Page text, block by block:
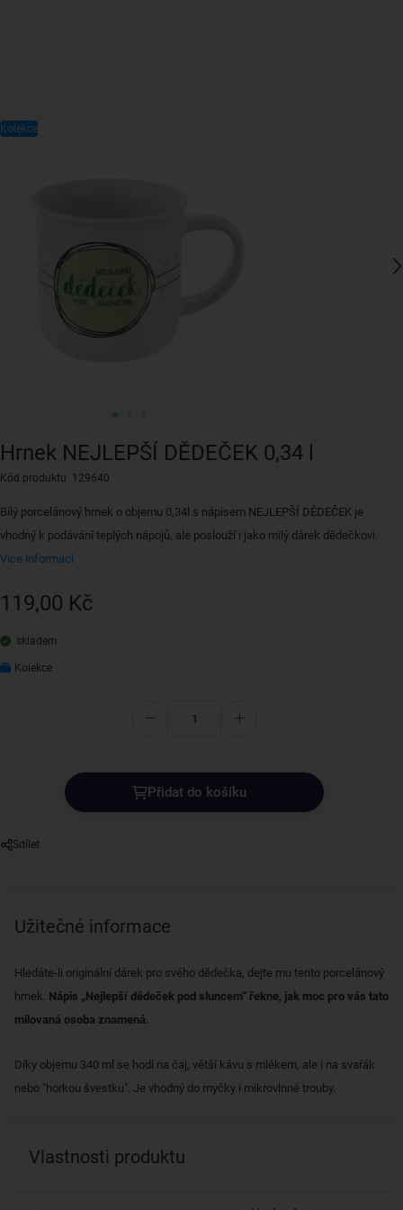
Hrnek NEJLEPŠÍ DĚDEČEK 0,34 l
Kód produktu 129640
Bílý porcelánový hrnek o objemu 0,34l s nápisem NEJLEPŠÍ DĚDEČEK je
vhodný k podávání teplých nápojů, ale poslouží i jako milý dárek dědečkovi.
Více informací
119,00 Kč
skladem
Kolekce
Přidat do košíku
Sdílet
Kolekce
Užitečné informace
Hledáte-li originální dárek pro svého dědečka, dejte mu tento porcelánový
hrnek. Nápis „Nejlepší dědeček pod sluncem“ řekne, jak moc pro vás tato
milovaná osoba znamená.
Díky objemu 340 ml se hodí na čaj, větší kávu s mlékem, ale i na svařák
nebo "horkou švestku". Je vhodný do myčky i mikrovlnné trouby.
Vlastnosti produktu